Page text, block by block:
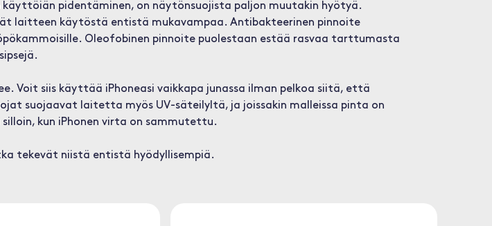
käyttöiän pidentäminen, on näytönsuojista paljon muutakin hyötyä.
laitteen käytöstä entistä mukavampaa. Antibakteerinen pinnoite
Oleofobinen pinnoite puolestaan estää rasvaa tarttumasta
Voit siis käyttää iPhoneasi vaikkapa junassa ilman pelkoa siitä, että
suojaavat laitetta myös UV-säteilyltä, ja joissakin malleissa pinta on
kun iPhonen virta on sammutettu.
tekevät niistä entistä hyödyllisempiä.